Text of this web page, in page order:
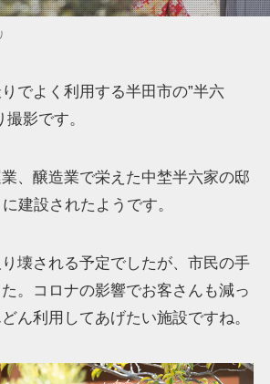
でよく利用する半田市の”半六
影です。
、醸造業で栄えた中埜半六家の邸
建設されたようです。
壊される予定でしたが、市民の手
。コロナの影響でお客さんも減っ
ん利用してあげたい施設ですね。